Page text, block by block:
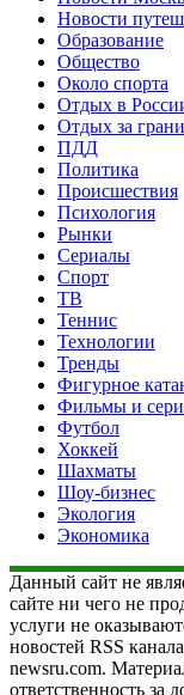
Новости
Образование
Общество
Около спорта
Отдых в
Отдых за
ПДД
Политика
Происшествия
Психология
Рынки
Сериалы
Спорт
ТВ
Теннис
Технологии
Тренды
Фигурное
Фильмы и
Футбол
Хоккей
Шахматы
Шоу-бизнес
Экология
Экономика
Данный сайт не
сайте ни чего не
услуги не
новостей RSS
newsru.com.
ответственность за